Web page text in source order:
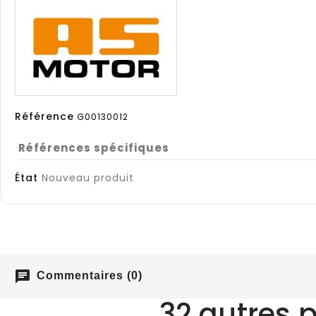
Référence G00130012
Références spécifiques
État Nouveau produit
chat Commentaires (0)